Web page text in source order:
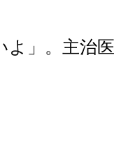
よ」。主治